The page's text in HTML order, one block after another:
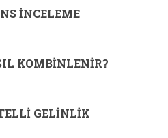
İNCELEME
KOMBINLENIR?
GELINLIK